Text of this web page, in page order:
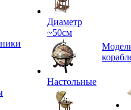
Диаметр
~50см
Настольные